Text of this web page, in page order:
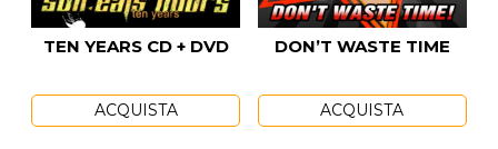
TEN YEARS CD + DVD
ACQUISTA
DON’T WASTE TIME
ACQUISTA